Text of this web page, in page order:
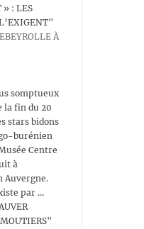
» : LES
À
somptueux
la fin du 20
stars bidons
burénien
Centre
à
Auvergne.
par …